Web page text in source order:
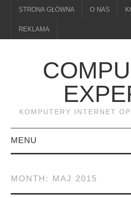
STRONA GŁÓWNA O NAS
REKLAMA
KOMPUTERY INTERNET
MENU
MONTH: MAJ 2015